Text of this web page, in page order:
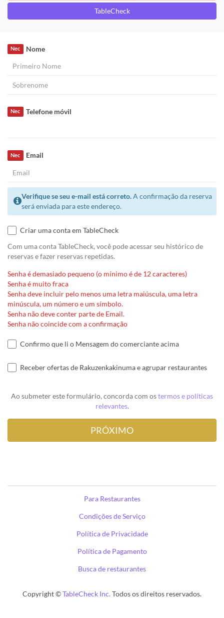
TableCheck
Nome
Nec
Telefone móvil
Nec
Email
Nec
Verifique se seu e-mail está correto.A confirmação da reserva
será enviada para este endereço.
Criar uma conta em TableCheck
Com uma conta TableCheck, você pode acessar seu histórico de
reservas e fazer reservas repetidas.
Senha é demasiado pequeno (o mínimo é de 12 caracteres)
Senha é muito fraca
Senha deve incluir pelo menos uma letra maiúscula, uma letra
minúscula, um número e um símbolo.
Senha não deve conter parte de Email.
Senha não coincide com a confirmação
Confirmo que li o Mensagem do comerciante acima
Receber ofertas de Rakuzenkakinuma e agrupar restaurantes
Ao submeter este formulário, concorda com ostermos e políticas
relevantes.
Para Restaurantes
Condições de Serviço
Política de Privacidade
Política de Pagamento
Busca de restaurantes
Copyright ©TableCheck Inc.Todos os direitos reservados.